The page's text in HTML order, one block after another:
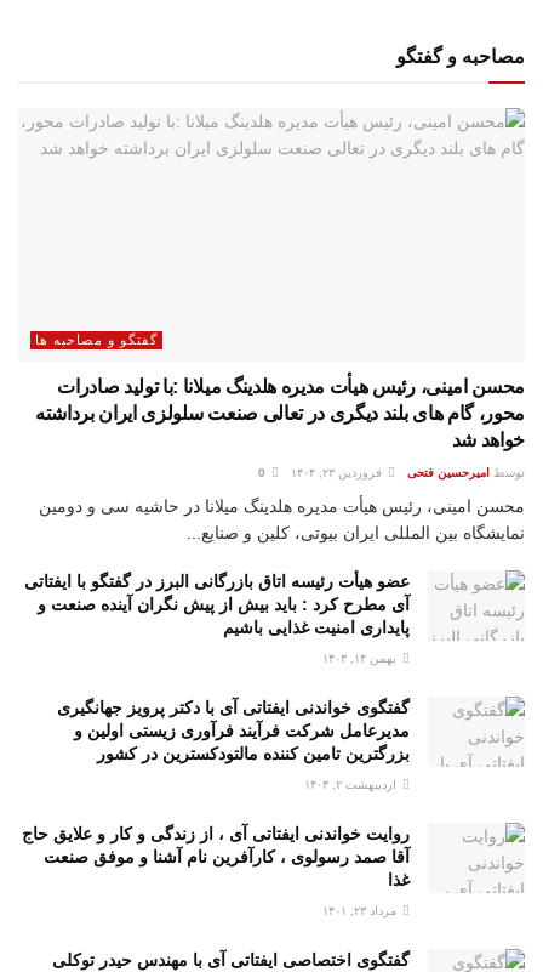
مصاحبه و گفتگو
گفتگو و مصاحبه ها
محسن امینی، رئیس هیأت مدیره هلدینگ میلانا :با تولید صادرات
محور، گام های بلند دیگری در تعالی صنعت سلولزی ایران برداشته
خواهد شد
توسط امیرحسین فتحی فروردین ۲۳, ۱۴۰۴
محسن امینی، رئیس هیأت مدیره هلدینگ میلانا در حاشیه سی و دومین
نمایشگاه بین المللی ایران بیوتی، کلین و صنایع...
عضو هیأت رئیسه اتاق بازرگانی البرز در گفتگو با ایفتاتی
آی مطرح کرد : باید بیش از پیش نگران آینده صنعت و
پایداری امنیت غذایی باشیم
بهمن ۱۴, ۱۴۰۳
گفتگوی خواندنی ایفتاتی آی با دکتر پرویز جهانگیری
مدیرعامل شرکت فرآیند فرآوری زیستی اولین و
بزرگترین تامین کننده مالتودکسترین در کشور
اردیبهشت ۲, ۱۴۰۳
روایت خواندنی ایفتاتی آی ، از زندگی و کار و علایق حاج
آقا صمد رسولوی ، کارآفرین نام آشنا و موفق صنعت
غذا
مرداد ۲۳, ۱۴۰۱
گفتگوی اختصاصی ایفتاتی آی با مهندس حیدر توکلی